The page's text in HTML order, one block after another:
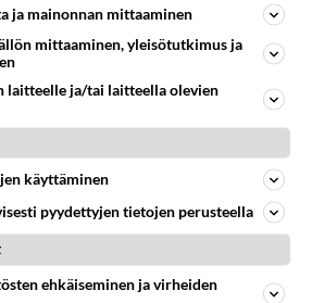
Lieksa
918
Kotimaiset julkkisjuorut
895
Ikävä
54
832
799
ja mainonnan mittaaminen
mittaaminen, yleisötutkimus ja
laitteelle ja/tai laitteella olevien
käyttäminen
pyydettyjen tietojen perusteella
ehkäiseminen ja virheiden